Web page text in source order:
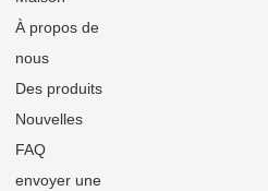
À propos de
nous
Des produits
Nouvelles
FAQ
envoyer une